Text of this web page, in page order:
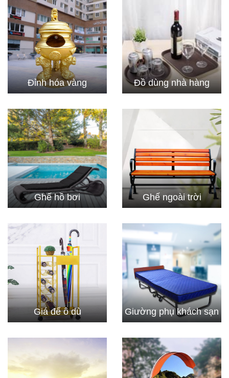
Đỉnh hóa vàng Đồ dùng nhà hàng
Ghế hồ bơi Ghế ngoài trời
Giá để ô dù Giường phụ khách sạn